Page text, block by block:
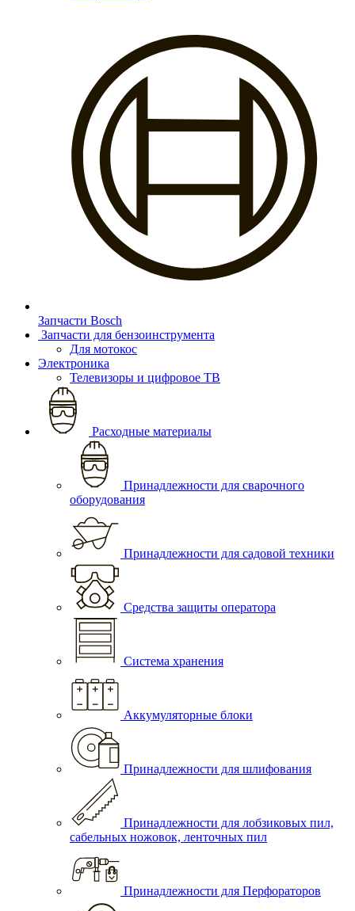
Запчасти Bosch
Запчасти для бензоинструмента
Для мотокос
Электроника
Телевизоры и цифровое ТВ
Расходные материалы
Принадлежности для сварочного
оборудования
Принадлежности для садовой техники
Средства защиты оператора
Система хранения
Аккумуляторные блоки
Принадлежности для шлифования
Принадлежности для лобзиковых пил,
сабельных ножовок, ленточных пил
Принадлежности для Перфораторов